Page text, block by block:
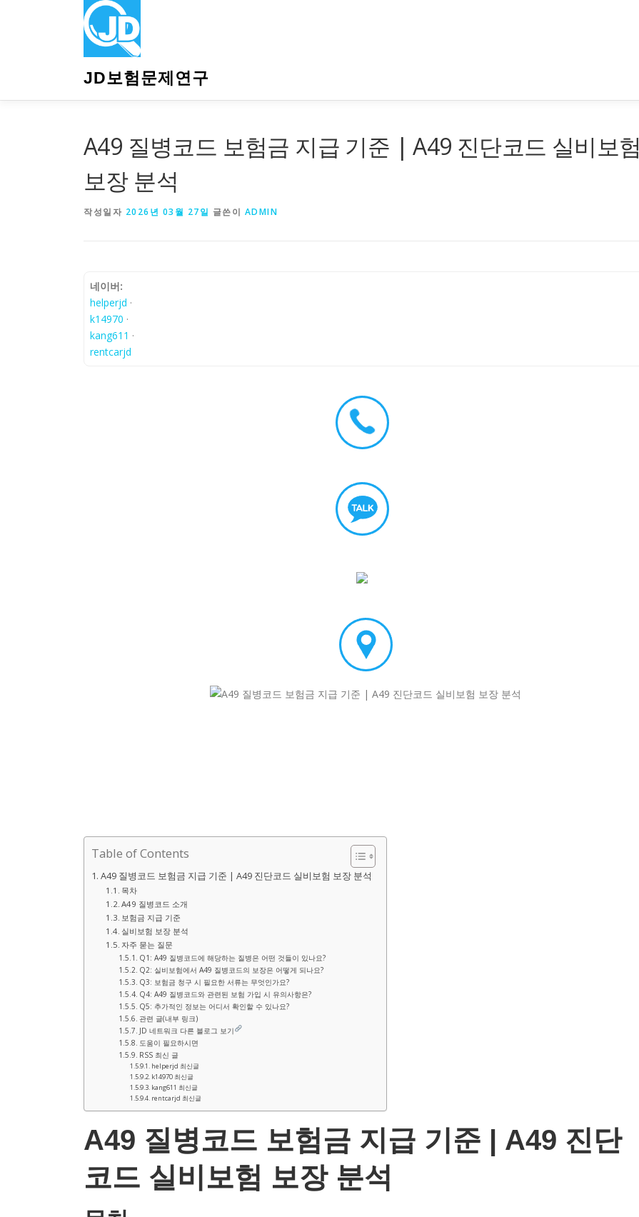
JD보험문제연구
A49 질병코드 보험금 지급 기준 | A49 진단코드 실비보험
보장 분석
작성일자 2026년 03월 27일 글쓴이 ADMIN
네이버:
helperjd ·
k14970 ·
kang611 ·
rentcarjd
Table of Contents
A49 질병코드 보험금 지급 기준 | A49 진단코드 실비보험 보장 분석
목차
A49 질병코드 소개
보험금 지급 기준
실비보험 보장 분석
자주 묻는 질문
Q1: A49 질병코드에 해당하는 질병은 어떤 것들이 있나요?
Q2: 실비보험에서 A49 질병코드의 보장은 어떻게 되나요?
Q3: 보험금 청구 시 필요한 서류는 무엇인가요?
Q4: A49 질병코드와 관련된 보험 가입 시 유의사항은?
Q5: 추가적인 정보는 어디서 확인할 수 있나요?
관련 글(내부 링크)
JD 네트워크 다른 블로그 보기
도움이 필요하시면
RSS 최신 글
helperjd 최신글
k14970 최신글
kang611 최신글
rentcarjd 최신글
A49 질병코드 보험금 지급 기준 | A49 진단
코드 실비보험 보장 분석